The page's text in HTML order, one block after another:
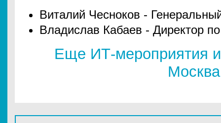
Виталий Чесноков -
Владислав Кабаев - Директор
Еще ИТ-мероприятия
Москва